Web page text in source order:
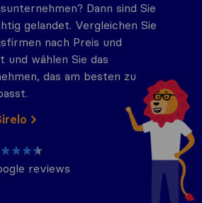
Dann sind Sie
gelandet. Vergleichen Sie
nach Preis und
und wählen Sie das
das am besten zu
reviews